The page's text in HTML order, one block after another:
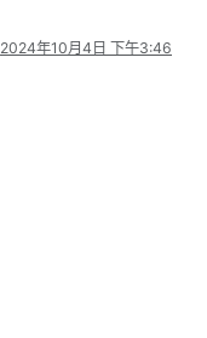
2024年10月4日 下午3:46